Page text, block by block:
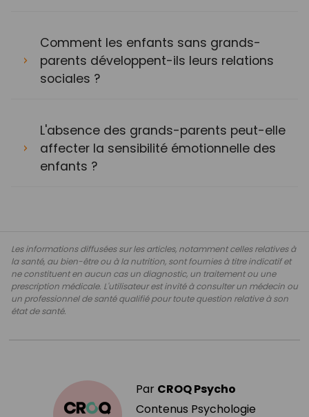
Comment les enfants sans grands-
parents développent-ils leurs relations
sociales ?
L'absence des grands-parents peut-elle
affecter la sensibilité émotionnelle des
enfants ?
Les informations diffusées sur les articles, notamment celles relatives à
la santé, au bien-être ou à la nutrition, sont fournies à titre indicatif et
ne constituent en aucun cas un diagnostic, un traitement ou une
prescription médicale. L'utilisateur est invité à consulter un médecin ou
un professionnel de santé qualifié pour toute question relative à son
état de santé.
Par CROQ Psycho
Contenus Psychologie